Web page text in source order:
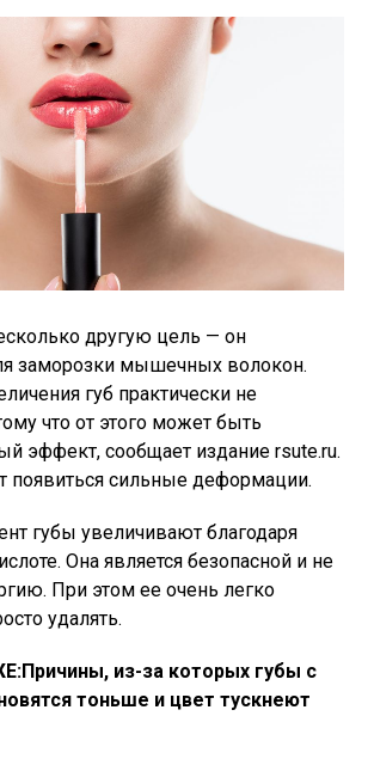
другую цель — он
заморозки мышечных волокон.
губ практически не
что от этого может быть
эффект, сообщает издание rsute.ru.
появиться сильные деформации.
губы увеличивают благодаря
Она является безопасной и не
При этом ее очень легко
удалять.
Причины, из-за которых губы с
тоньше и цвет тускнеют